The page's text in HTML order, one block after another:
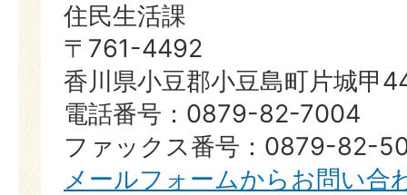
住民生活課
〒761-4492
香川県小豆郡小豆島町片城甲
電話番号：0879-82-7004
ファックス番号：0879-82-
メールフォームからお問い合